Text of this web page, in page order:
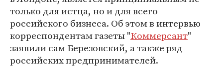
только для истца, но и для всего
российского бизнеса. Об этом в интервью
корреспондентам газеты "Коммерсант"
заявили сам Березовский, а также ряд
российских предпринимателей.